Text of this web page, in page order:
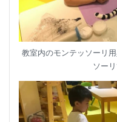
教室内のモンテッソーリ
ソー